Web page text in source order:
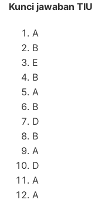
Kunci jawaban TIU
A
B
E
B
A
B
D
B
A
D
A
A